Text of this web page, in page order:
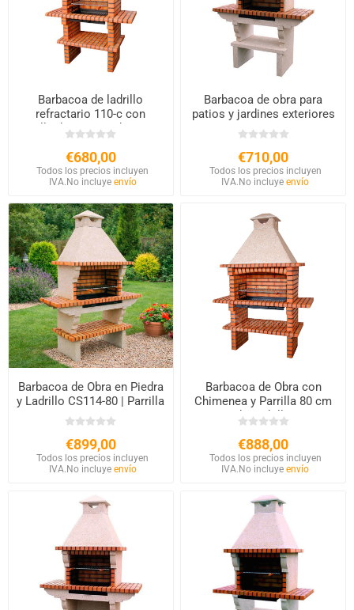
Barbacoa de ladrillo
refractario 110-c con
parrilla de 60cm y chimenea
€680,00
Todos los precios incluyen
IVA.No incluye envío
Barbacoa de obra para
patios y jardines exteriores
103
€710,00
Todos los precios incluyen
IVA.No incluyeenvío
Barbacoa de Obra en Piedra
y Ladrillo CS114-80 | Parrilla
XL
€899,00
Todos los precios incluyen
IVA. No incluye envío
Barbacoa de Obra con
Chimenea y Parrilla 80 cm
de Ladrillo
€888,00
Todos los precios incluyen
IVA. No incluyeenvío